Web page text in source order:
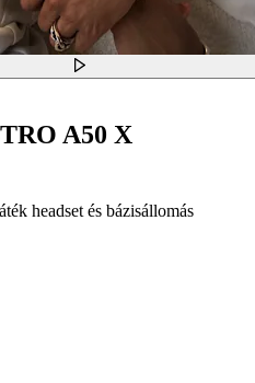
A50 X
headset és bázisállomás